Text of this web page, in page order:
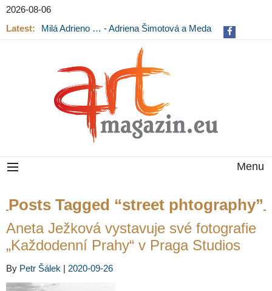
2026-08-06
Latest:
Milá Adrieno … - Adriena Šimotová a Meda
Menu
Posts Tagged “street phtography”
Aneta Ježková vystavuje své fotografie
„Každodenní Prahy“ v Praga Studios
By Petr Šálek | 2020-09-26